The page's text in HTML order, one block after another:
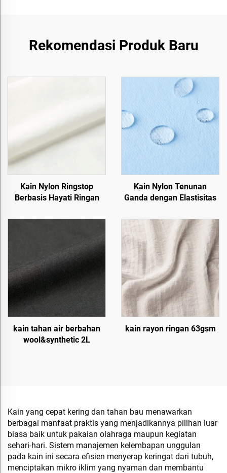
Rekomendasi Produk Baru
Kain Nylon Ringstop
Berbasis Hayati Ringan
Kain Nylon Tenunan
Ganda dengan Elastisitas
kain tahan air berbahan
wool&synthetic 2L
kain rayon ringan 63gsm
Kain yang cepat kering dan tahan bau menawarkan
berbagai manfaat praktis yang menjadikannya pilihan luar
biasa baik untuk pakaian olahraga maupun kegiatan
sehari-hari. Sistem manajemen kelembapan unggulan
pada kain ini secara efisien menyerap keringat dari tubuh,
menciptakan mikro iklim yang nyaman dan membantu